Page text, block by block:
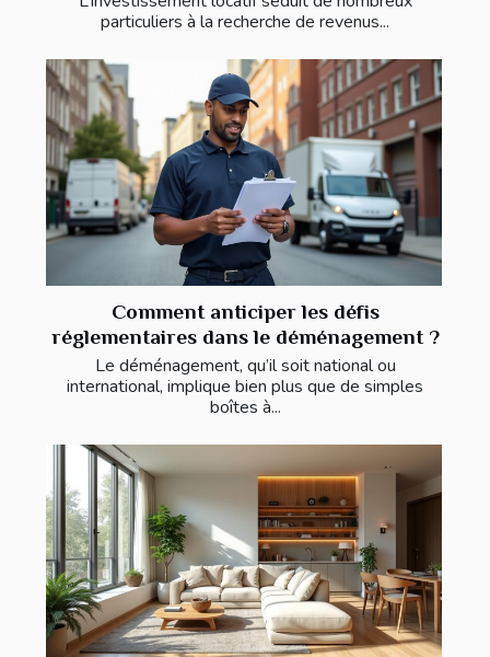
particuliers à la recherche de revenus...
Comment anticiper les défis
réglementaires dans le déménagement ?
Le déménagement, qu’il soit national ou
international, implique bien plus que de simples
boîtes à...